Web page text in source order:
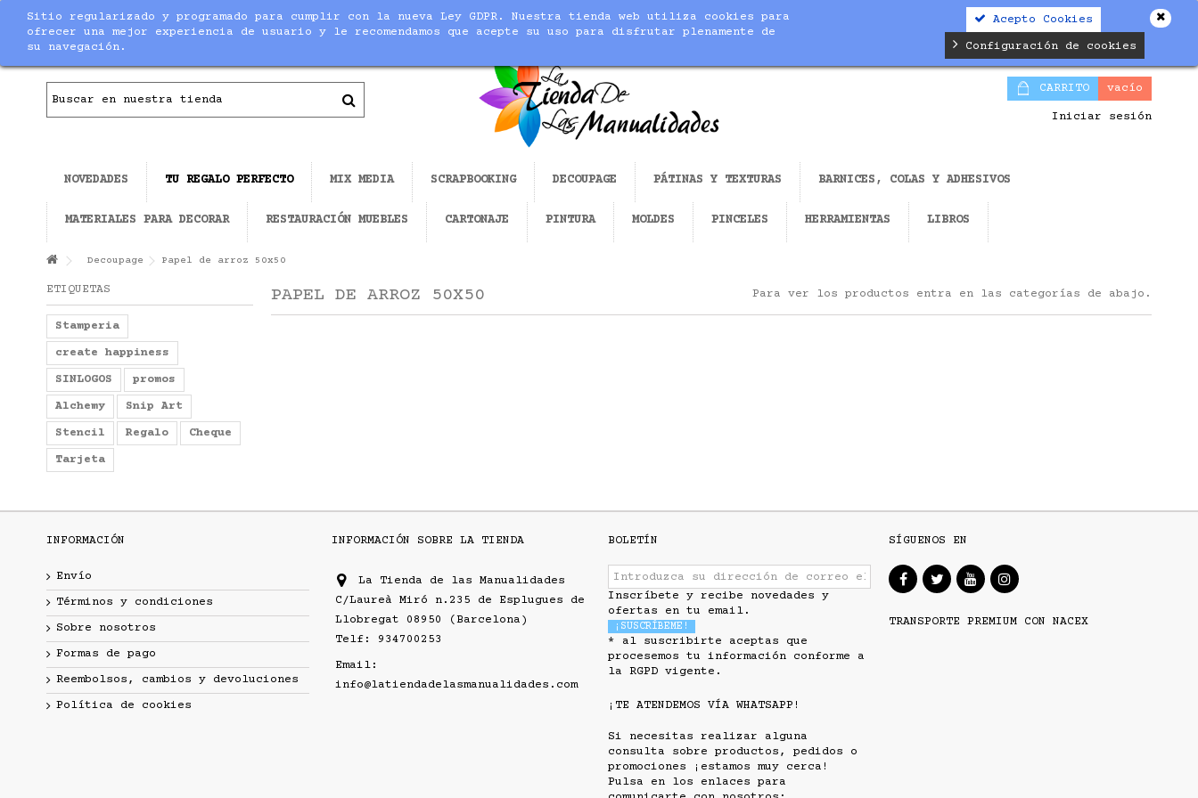
Sitio regularizado y programado para cumplir con la nueva Ley GDPR. Nuestra tienda web utiliza cookies para
ofrecer una mejor experiencia de usuario y le recomendamos que acepte su uso para disfrutar plenamente de
su navegación.
Acepto Cookies
Configuración de cookies
Contacto | Todo el material necesario para hacer realidad tus manualidades
CARRITO vacío
Iniciar sesión
NOVEDADES TU REGALO PERFECTO MIX MEDIA SCRAPBOOKING DECOUPAGE PÁTINAS Y TEXTURAS BARNICES, COLAS Y ADHESIVOS
MATERIALES PARA DECORAR RESTAURACIÓN MUEBLES CARTONAJE PINTURA MOLDES PINCELES HERRAMIENTAS LIBROS
Decoupage Papel de arroz 50x50
PAPEL DE ARROZ 50X50 Para ver los productos entra en las categorías de abajo.
ETIQUETAS
Stamperia
create happiness
SINLOGOS promos
Alchemy Snip Art
Stencil Regalo Cheque
Tarjeta
INFORMACIÓN
Envío
Términos y condiciones
Sobre nosotros
Formas de pago
Reembolsos, cambios y devoluciones
Política de cookies
INFORMACIÓN SOBRE LA TIENDA
La Tienda de las Manualidades
C/Laureà Miró n.235 de Esplugues de
Llobregat 08950 (Barcelona)
Telf: 934700253
Email:
info@latiendadelasmanualidades.com
BOLETÍN
Inscríbete y recibe novedades y
ofertas en tu email.
* al suscribirte aceptas que
procesemos tu información conforme a
la RGPD vigente.
¡TE ATENDEMOS VÍA WHATSAPP!
Si necesitas realizar alguna
consulta sobre productos, pedidos o
promociones ¡estamos muy cerca!
Pulsa en los enlaces para
SÍGUENOS EN
TRANSPORTE PREMIUM CON NACEX